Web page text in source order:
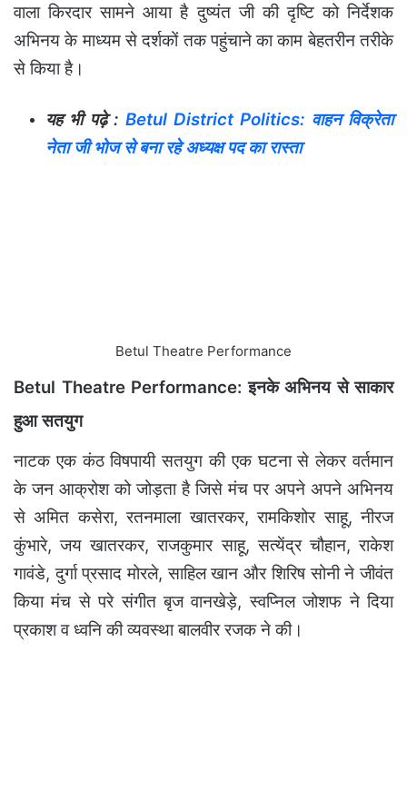
वाला किरदार सामने आया है दुष्यंत जी की दृष्टि को निर्देशक
अभिनय के माध्यम से दर्शकों तक पहुंचाने का काम बेहतरीन तरीके
से किया है।
यह भी पढ़े : Betul District Politics: वाहन विक्रेता
नेता जी भोज से बना रहे अध्यक्ष पद का रास्ता
Betul Theatre Performance
Betul Theatre Performance: इनके अभिनय से साकार
हुआ सतयुग
नाटक एक कंठ विषपायी सतयुग की एक घटना से लेकर वर्तमान
के जन आक्रोश को जोड़ता है जिसे मंच पर अपने अपने अभिनय
से अमित कसेरा, रतनमाला खातरकर, रामकिशोर साहू, नीरज
कुंभारे, जय खातरकर, राजकुमार साहू, सत्येंद्र चौहान, राकेश
गावंडे, दुर्गा प्रसाद मोरले, साहिल खान और शिरिष सोनी ने जीवंत
किया मंच से परे संगीत बृज वानखेड़े, स्वप्निल जोशफ ने दिया
प्रकाश व ध्वनि की व्यवस्था बालवीर रजक ने की।